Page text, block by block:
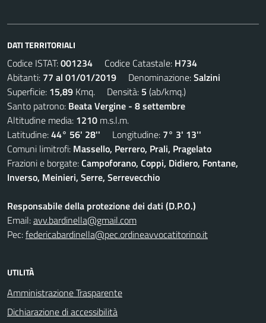
DATI TERRITORIALI
Codice ISTAT:001234 Codice Catastale: H734
Abitanti: 77 al 01/01/2019 Denominazione:Salzini
Superficie: 15,89 Kmq. Densità: 5 (ab/kmq.)
Santo patrono: Beata Vergine - 8 settembre
Altitudine media: 1210 m.s.l.m.
Latitudine:44° 56' 28'' Longitudine: 7° 3' 13''
Comuni limitrofi: Massello, Perrero, Prali, Pragelato
Frazioni e borgate:Campoforano, Coppi, Didiero, Fontane,
Inverso, Meinieri, Serre, Serrevecchio
Responsabile della protezione dei dati (D.P.O.)
Email:avv.bardinella@gmail.com
Pec:federicabardinella@pec.ordineavvocatitorino.it
UTILITÀ
Amministrazione Trasparente
Dichiarazione di accessibilità